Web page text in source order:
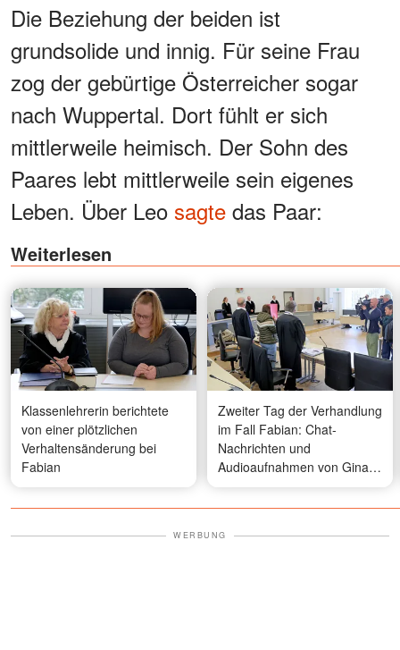
Die Beziehung der beiden ist
grundsolide und innig. Für seine Frau
zog der gebürtige Österreicher sogar
nach Wuppertal. Dort fühlt er sich
mittlerweile heimisch. Der Sohn des
Paares lebt mittlerweile sein eigenes
Leben. Über Leo sagte das Paar:
Weiterlesen
Klassenlehrerin berichtete
von einer plötzlichen
Verhaltensänderung bei
Fabian
Zweiter Tag der Verhandlung
im Fall Fabian: Chat-
Nachrichten und
Audioaufnahmen von Gina
H. aufgetaucht – worüber sie
und Fabians Mutter sich
WERBUNG